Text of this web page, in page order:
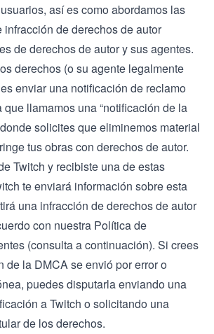
así es como abordamos las
infracción de derechos de autor
de derechos de autor y sus agentes.
derechos (o su agente legalmente
enviar una notificación de reclamo
llamamos una “notificación de la
solicites que eliminemos material
tus obras con derechos de autor.
Twitch y recibiste una de estas
te enviará información sobre esta
una infracción de derechos de autor
con nuestra Política de
(consulta a continuación). Si crees
de la DMCA se envió por error o
puedes disputarla enviando una
a Twitch o solicitando una
de los derechos.